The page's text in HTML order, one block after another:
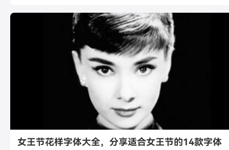
女王节花样字体大全，分享适合女王节的14款字体